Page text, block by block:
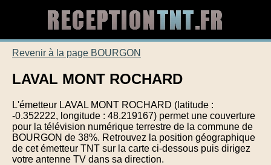
Revenir à la page BOURGON
LAVAL MONT ROCHARD
L'émetteur LAVAL MONT ROCHARD (latitude :
-0.352222, longitude : 48.219167) permet une couverture
pour la télévision numérique terrestre de la commune de
BOURGON de 38%. Retrouvez la position géographique
de cet émetteur TNT sur la carte ci-dessous puis dirigez
votre antenne TV dans sa direction.